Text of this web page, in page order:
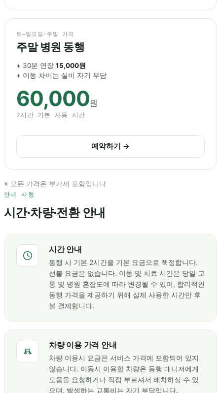
토–일요일·주말 가격
주말 병원 동행
+ 30분 연장 15,000원
+ 이동 차비는 실비 자기 부담
60,000원
2시간 기본 사용 시간
예약하기 →
※ 모든 가격은 부가세 포함입니다
안내 사항
시간·차량·전환 안내
시간 안내
동행 시 기본 2시간을 기본 요금으로 책정합니다.
선불 요금은 없습니다. 이동 및 치료 시간은 당일 교
통 및 병원 혼잡도에 따라 변경될 수 있어, 합리적인
동행 가격을 제공하기 위해 실제 사용한 시간만 후
불 결제합니다.
차량 이용 가격 안내
차량 이용시 요금은 서비스 가격에 포함되어 있지
않습니다. 이동시 이용할 차량은 동행 매니저에게
도움을 요청하거나 직접 부르셔서 배차하실 수 있
으며, 발생하는 교통비는 자기 부담입니다.